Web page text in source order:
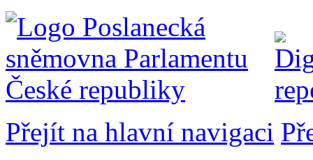
Přejít na hlavní navigaci